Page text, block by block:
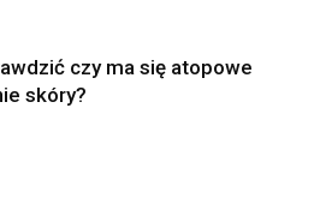
czy ma się atopowe
skóry?